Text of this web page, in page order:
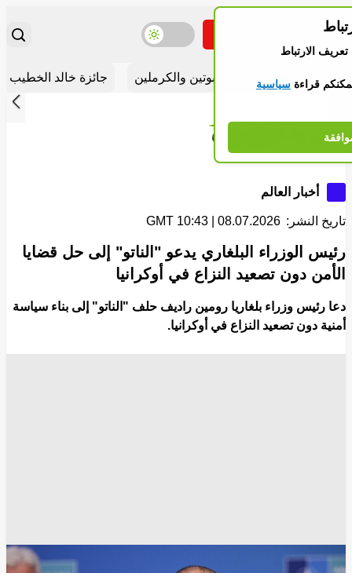
الارتباط
قراءةسياسية
تبديل موضوع اللون
أقسام مهمة
شريط الأخبار أخبار بوتين والكرملين جائزة خالد الخطيب
إلى
Stories
27 خبر
أخبار العالم
تاريخ النشر: 08.07.2026 | 10:43 GMT
رئيس الوزراء البلغاري يدعو "الناتو" إلى حل قضايا
الأمن دون تصعيد النزاع في أوكرانيا
دعا رئيس وزراء بلغاريا رومين راديف حلف "الناتو" إلى بناء سياسة
أمنية دون تصعيد النزاع في أوكرانيا.
رئيس وزراء بلغاريا رومين راديف / Gettyimages.ru